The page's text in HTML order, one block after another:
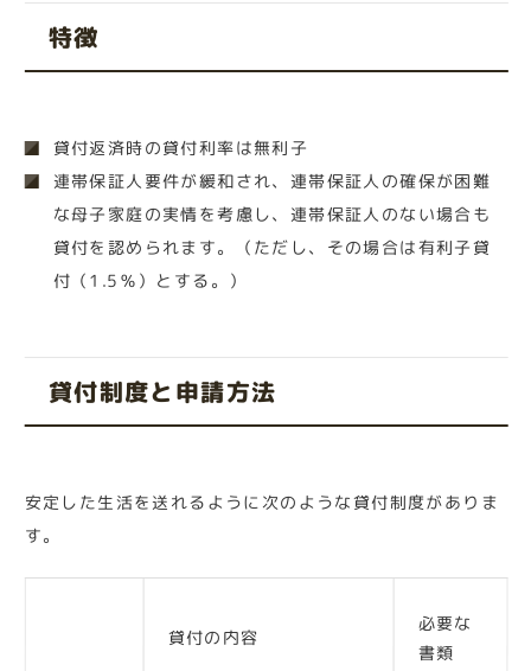
特徴
貸付返済時の貸付利率は無利子
連帯保証人要件が緩和され、連帯保証人の確保が困難
な母子家庭の実情を考慮し、連帯保証人のない場合も
貸付を認められます。（ただし、その場合は有利子貸
付（1.5％）とする。）
貸付制度と申請方法
安定した生活を送れるように次のような貸付制度がありま
す。
貸付の内容
必要な
書類